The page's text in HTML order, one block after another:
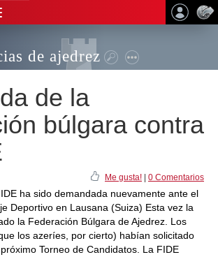
de ajedrez
de la
búlgara contra
Me gusta! 0 Comentarios
ha sido demandada nuevamente ante el
Deportivo en Lausana (Suiza) Esta vez la
la Federación Búlgara de Ajedrez. Los
los azeríes, por cierto) habían solicitado
Torneo de Candidatos. La FIDE